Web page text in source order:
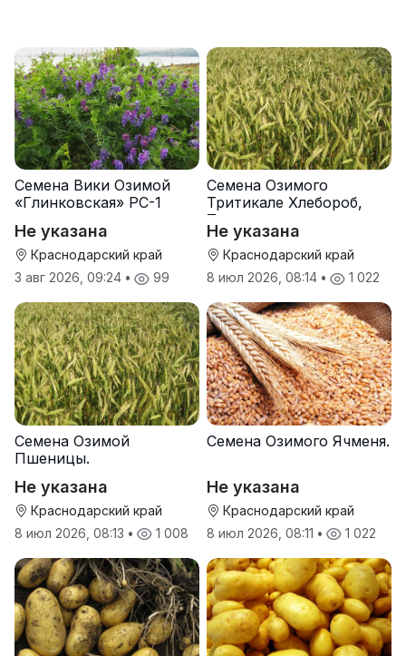
Семена Вики Озимой
«Глинковская» РС-1
Не указана
Краснодарский край
3 авг 2026, 09:24 • 99
Семена Озимого
Тритикале Хлебороб,
Тихон
Не указана
Краснодарский край
8 июл 2026, 08:14 • 1 022
Семена Озимой
Пшеницы.
Не указана
Краснодарский край
8 июл 2026, 08:13 • 1 008
Семена Озимого Ячменя.
Не указана
Краснодарский край
8 июл 2026, 08:11 • 1 022